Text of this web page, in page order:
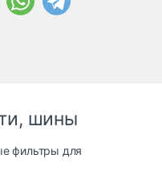
шины
фильтры для